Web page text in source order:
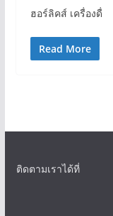
ฮอร์ลิคส์ เครื่องดื่
Read More
ติดตามเราได้ที่